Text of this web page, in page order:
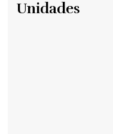
Unidades